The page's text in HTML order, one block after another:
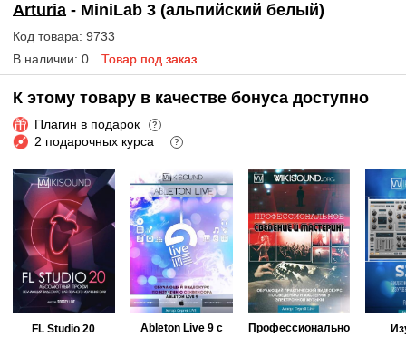
Arturia - MiniLab 3 (альпийский белый)
Код товара: 9733
В наличии: 0
Товар под заказ
К этому товару в качестве бонуса доступно
Плагин в подарок ?
2 подарочных курса ?
FL Studio 20
Ableton Live 9 с
Профессионально